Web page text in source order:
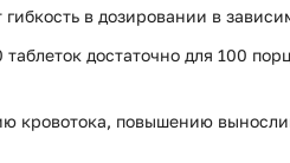
в дозировании в
достаточно для 100
кровотока, повышению